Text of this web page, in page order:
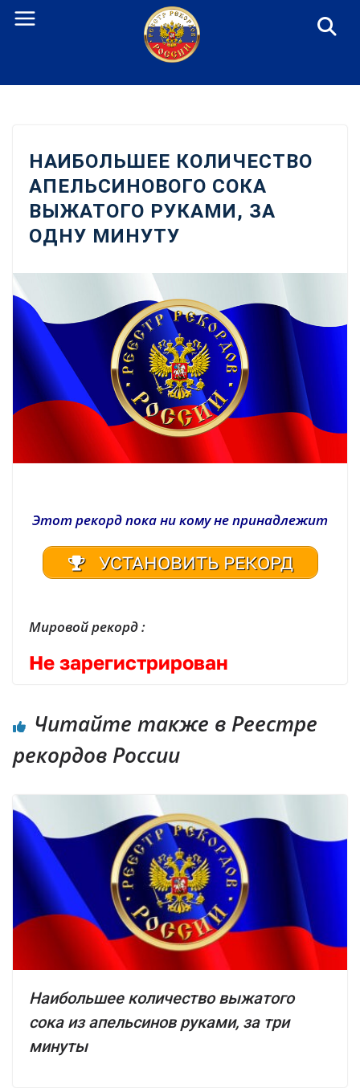
Перейти
НАИБОЛЬШЕЕ КОЛИЧЕСТВО
АПЕЛЬСИНОВОГО СОКА
ВЫЖАТОГО РУКАМИ, ЗА
ОДНУ МИНУТУ
Этот рекорд пока ни кому не принадлежит
УСТАНОВИТЬ РЕКОРД
Мировой рекорд :
Не зарегистрирован
Читайте также в Реестре
рекордов России
Наибольшее количество выжатого
сока из апельсинов руками, за три
минуты